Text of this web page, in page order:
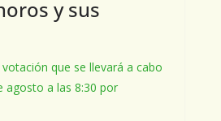
y sus
que se llevará a cabo
agosto a las 8:30 por